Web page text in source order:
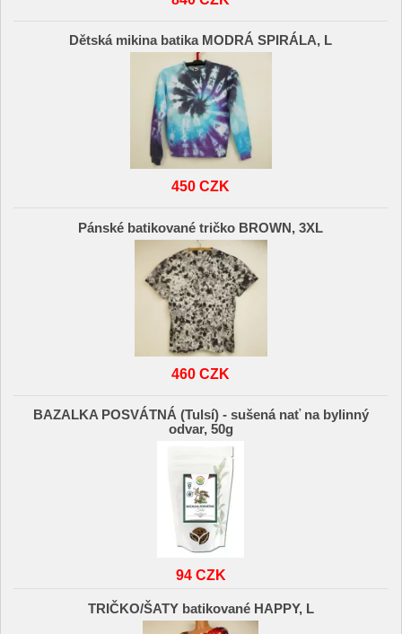
Dětská mikina batika MODRÁ SPIRÁLA, L
450 CZK
Pánské batikované tričko BROWN, 3XL
460 CZK
BAZALKA POSVÁTNÁ (Tulsí) - sušená nať na bylinný
odvar, 50g
94 CZK
TRIČKO/ŠATY batikované HAPPY, L